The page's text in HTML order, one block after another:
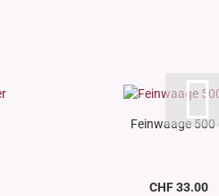
Feinwaage 500
CHF 33.00